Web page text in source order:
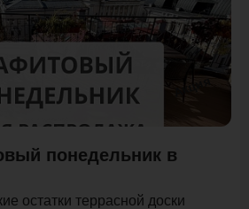
Акция
понедельник в
остатки террасной доски